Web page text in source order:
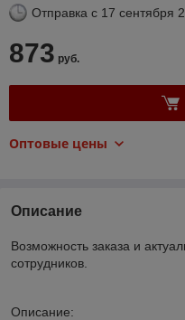
Отправка с 17 сентября
873 руб.
Оптовые цены
Описание
Возможность заказа и
сотрудников.
Описание: